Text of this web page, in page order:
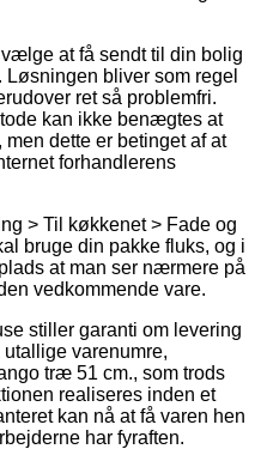
at få sendt til din bolig
bliver som regel
ret så problemfri.
kan ikke benægtes at
dette er betinget af at
forhandlerens
> Til køkkenet > Fade og
bruge din pakke fluks, og i
at man ser nærmere på
vedkommende vare.
stiller garanti om levering
varenumre,
træ 51 cm., som trods
realiseres inden et
kan nå at få varen hen
har fyraften.